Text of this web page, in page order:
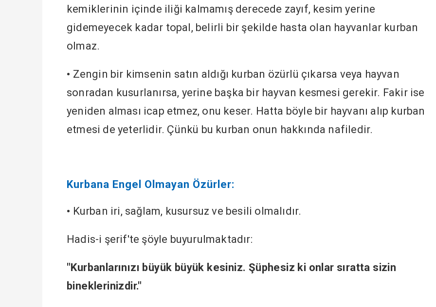
kemiklerinin içinde iliği kalmamış derecede zayıf, kesim yerine
gidemeyecek kadar topal, belirli bir şekilde hasta olan hayvanlar kurban
olmaz.
• Zengin bir kimsenin satın aldığı kurban özürlü çıkarsa veya hayvan
sonradan kusurlanırsa, yerine başka bir hayvan kesmesi gerekir. Fakir ise
yeniden alması icap etmez, onu keser. Hatta böyle bir hayvanı alıp kurban
etmesi de yeterlidir. Çünkü bu kurban onun hakkında nafiledir.
Kurbana Engel Olmayan Özürler:
• Kurban iri, sağlam, kusursuz ve besili olmalıdır.
Hadis-i şerif'te şöyle buyurulmaktadır:
"Kurbanlarınızı büyük büyük kesiniz. Şüphesiz ki onlar sıratta sizin
bineklerinizdir."